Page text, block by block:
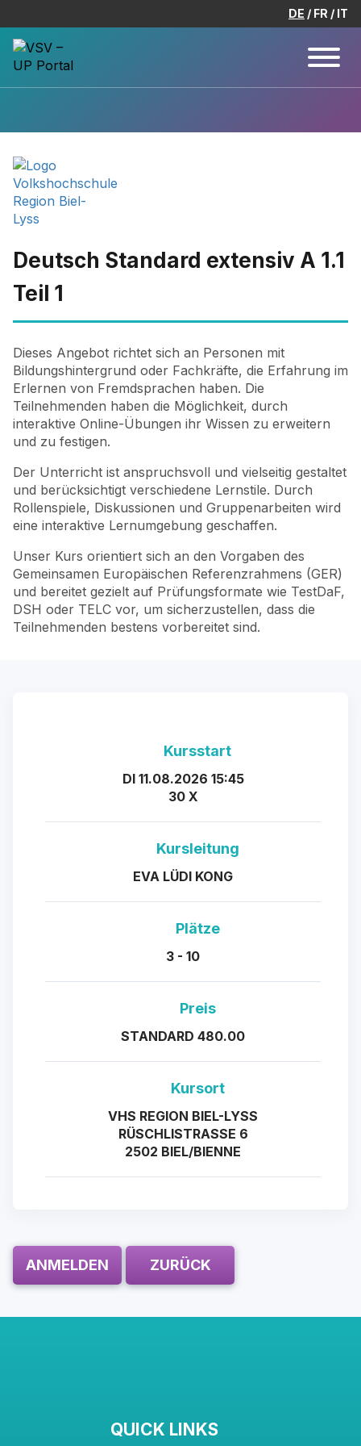
DE FR IT
Deutsch Standard extensiv A 1.1
Teil 1
Dieses Angebot richtet sich an Personen mit
Bildungshintergrund oder Fachkräfte, die Erfahrung im
Erlernen von Fremdsprachen haben. Die
Teilnehmenden haben die Möglichkeit, durch
interaktive Online-Übungen ihr Wissen zu erweitern
und zu festigen.
Der Unterricht ist anspruchsvoll und vielseitig gestaltet
und berücksichtigt verschiedene Lernstile. Durch
Rollenspiele, Diskussionen und Gruppenarbeiten wird
eine interaktive Lernumgebung geschaffen.
Unser Kurs orientiert sich an den Vorgaben des
Gemeinsamen Europäischen Referenzrahmens (GER)
und bereitet gezielt auf Prüfungsformate wie TestDaF,
DSH oder TELC vor, um sicherzustellen, dass die
Teilnehmenden bestens vorbereitet sind.
Kursstart
DI 11.08.2026 15:45
30 X
Kursleitung
EVA LÜDI KONG
Plätze
3 - 10
Preis
STANDARD 480.00
Kursort
VHS REGION BIEL-LYSS
RÜSCHLISTRASSE 6
2502 BIEL/BIENNE
ANMELDEN ZURÜCK
QUICK LINKS